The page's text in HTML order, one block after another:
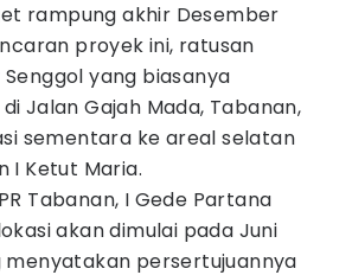
rampung akhir Desember
proyek ini, ratusan
Senggol yang biasanya
Jalan Gajah Mada, Tabanan,
sementara ke areal selatan
I Ketut Maria.
Tabanan, I Gede Partana
akan dimulai pada Juni
menyatakan persertujuannya